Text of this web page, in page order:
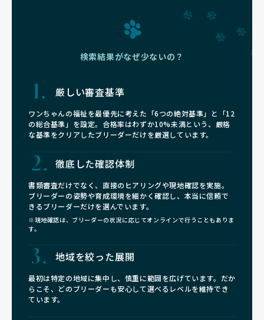
検索結果がなぜ少ないの？
厳しい審査基準
ワンちゃんの福祉を最優先に考えた「6つの絶対基準」と「12
の総合基準」を設定。合格率はわずか10%未満という、厳格
な基準をクリアしたブリーダーだけを厳選しています。
徹底した確認体制
書類審査だけでなく、直接のヒアリングや現地確認を実施。
ブリーダーの姿勢や育成環境を細かく確認し、本当に信頼で
きるブリーダーだけを選んでいます。
※現地確認は、ブリーダーの状況に応じてオンラインで行うこともありま
す。
地域を絞った展開
最初は特定の地域に集中し、慎重に範囲を広げています。だか
らこそ、どのブリーダーも安心して選べるレベルを維持でき
ています。